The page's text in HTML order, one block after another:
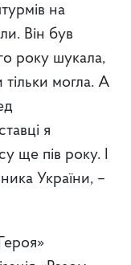
на
Він був
року шукала,
тільки могла. А
я
ще пів року. І
України, –